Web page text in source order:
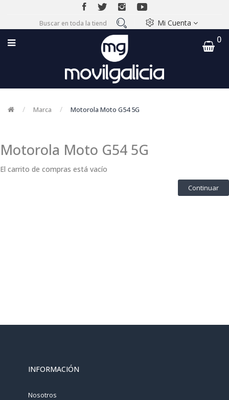
Mi Cuenta
0
Marca Motorola Moto G54 5G
Motorola Moto G54 5G
El carrito de compras está vacío
Continuar
INFORMACIÓN
Nosotros